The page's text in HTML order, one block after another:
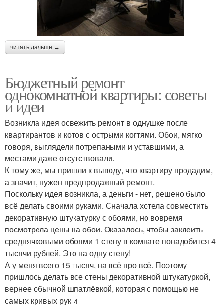
читать дальше →
Бюджетный ремонт
однокомнатной квартиры: советы
и идеи
Возникла идея освежить ремонт в однушке после
квартирантов и котов с острыми когтями. Обои, мягко
говоря, выглядели потрепаными и уставшими, а
местами даже отсутствовали.
К тому же, мы пришли к выводу, что квартиру продадим,
а значит, нужен предпродажный ремонт.
Поскольку идея возникла, а деньги - нет, решено было
всё делать своими руками. Сначала хотела совместить
декоративную штукатурку с обоями, но вовремя
посмотрела цены на обои. Оказалось, чтобы заклеить
среднячковыми обоями 1 стену в комнате понадобится 4
тысячи рублей. Это на одну стену!
А у меня всего 15 тысяч, на всё про всё. Поэтому
пришлось делать все стены декоративной штукатуркой,
вернее обычной шпатлёвкой, которая с помощью не
самых кривых рук и